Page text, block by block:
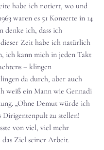
habe ich notiert, wo und
waren es 51 Konzerte in 14
denke ich, dass ich
Zeit habe ich natürlich
ich kann mich in jeden Takt
– klingen
da durch, aber auch
weiß ein Mann wie Gennadi
„Ohne Demut würde ich
zu stellen!
von viel, viel mehr
das Ziel seiner Arbeit.